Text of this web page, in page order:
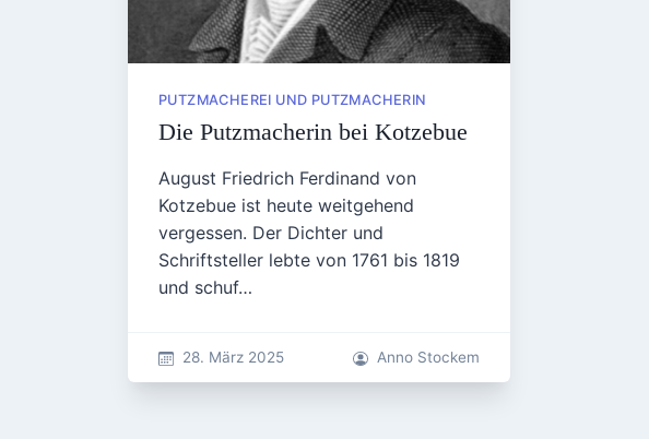
PUTZMACHEREI UND PUTZMACHERIN
Die Putzmacherin bei Kotzebue
August Friedrich Ferdinand von
Kotzebue ist heute weitgehend
vergessen. Der Dichter und
Schriftsteller lebte von 1761 bis 1819
und schuf…
28. März 2025 Anno Stockem